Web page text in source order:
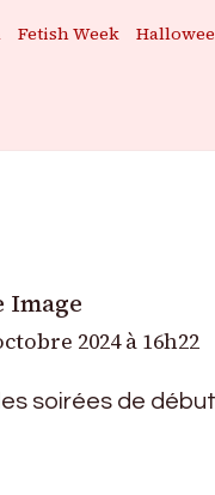
Fetish Week
Image
2024 à 16h22
soirées de